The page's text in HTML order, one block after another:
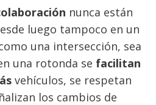
nunca están
luego tampoco en un
una intersección, sea
una rotonda se facilitan
vehículos, se respetan
los cambios de